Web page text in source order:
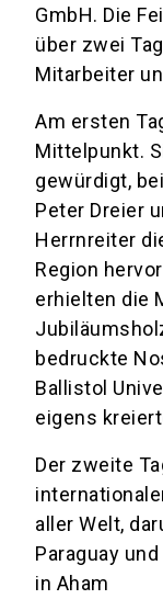
GmbH. Die
über zwei
Mitarbeiter
Am ersten
Mittelpunkt.
gewürdigt,
Peter Dreier
Herrnreiter
Region
erhielten die
bedruckte
Ballistol
eigens
Der zweite
aller Welt,
Paraguay
in Aham